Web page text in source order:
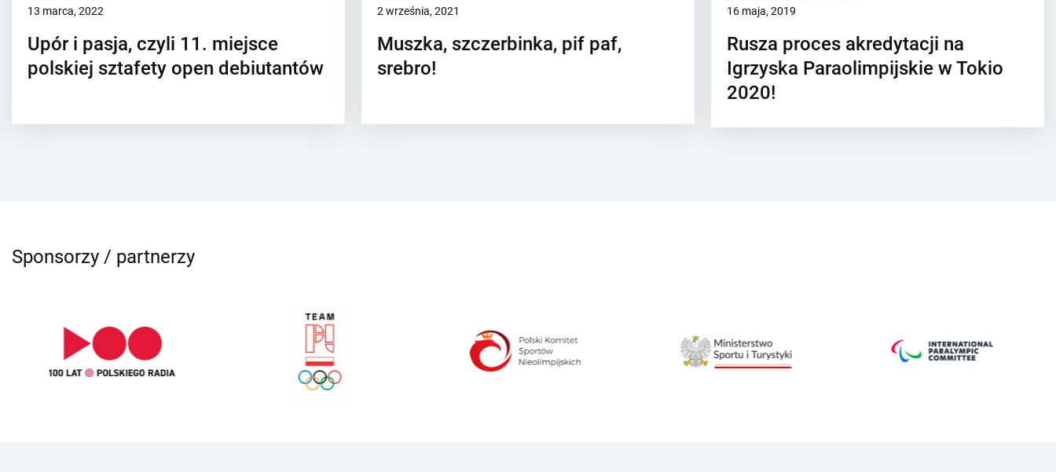
13 marca, 2022
Upór i pasja, czyli 11. miejsce
polskiej sztafety open debiutantów
2 września, 2021
Muszka, szczerbinka, pif paf,
srebro!
16 maja, 2019
Rusza proces akredytacji na
Igrzyska Paraolimpijskie w Tokio
2020!
Sponsorzy / partnerzy